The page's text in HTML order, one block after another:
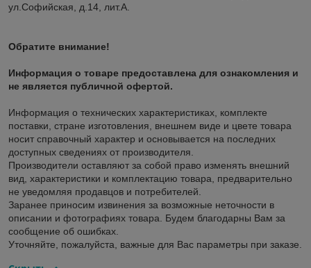
ул.Софийская, д.14, лит.А.
Обратите внимание!
Информация о товаре предоставлена для ознакомления и
не является публичной офертой.
Информация о технических характеристиках, комплекте
поставки, стране изготовления, внешнем виде и цвете товара
носит справочный характер и основывается на последних
доступных сведениях от производителя.
Производители оставляют за собой право изменять внешний
вид, характеристики и комплектацию товара, предварительно
не уведомляя продавцов и потребителей.
Заранее приносим извинения за возможные неточности в
описании и фотографиях товара. Будем благодарны Вам за
сообщение об ошибках.
Уточняйте, пожалуйста, важные для Вас параметры при заказе.